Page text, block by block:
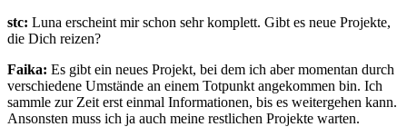
stc: Luna erscheint mir schon sehr komplett. Gibt es neue Projekte,
die Dich reizen?
Faika: Es gibt ein neues Projekt, bei dem ich aber momentan durch
verschiedene Umstände an einem Totpunkt angekommen bin. Ich
sammle zur Zeit erst einmal Informationen, bis es weitergehen kann.
Ansonsten muss ich ja auch meine restlichen Projekte warten.